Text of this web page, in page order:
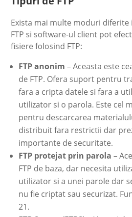
Exista mai multe moduri diferite
FTP si software-ul client pot
fisiere folosind FTP:
FTP anonim – Aceasta este
de FTP. Ofera suport pentru
fara a cripta datele si fara a
utilizator si o parola. Este cel
pentru descarcarea
distribuit fara restrictii dar
importante de securitate.
FTP protejat prin parola –
FTP de baza, dar necesita
utilizator si a unei parole dar
nu fie criptat sau securizat.
21.